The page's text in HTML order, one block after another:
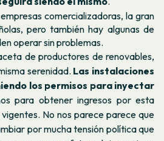
comercializadoras, la gran
pero también hay algunas de
operar sin problemas.
de productores de renovables,
serenidad. Las instalaciones
los permisos para inyectar
para obtener ingresos por esta
No nos parece parece que
por mucha tensión política que